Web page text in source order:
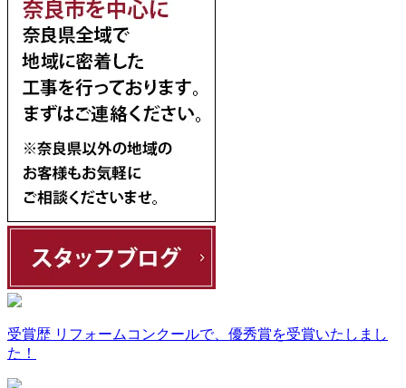
受賞歴 リフォームコンクールで、優秀賞を受賞いたしまし
た！